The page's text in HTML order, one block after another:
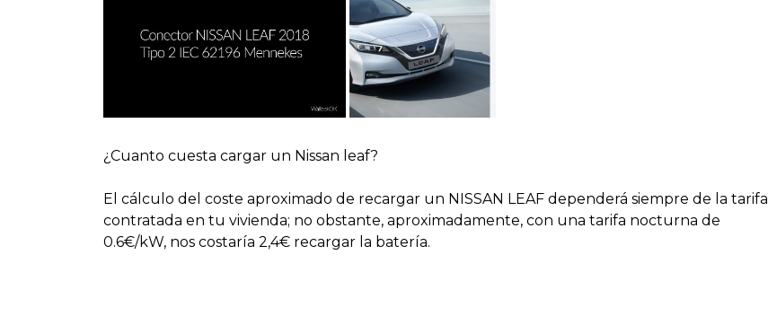
¿Cuanto cuesta cargar un Nissan leaf?
El cálculo del coste aproximado de recargar un NISSAN LEAF dependerá siempre de la tarifa
contratada en tu vivienda; no obstante, aproximadamente, con una tarifa nocturna de
0.6€/kW, nos costaría 2,4€ recargar la batería.